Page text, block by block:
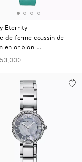
Eternity
de forme coussin de
en or blan …